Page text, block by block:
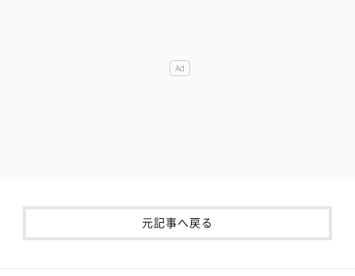
元記事へ戻る